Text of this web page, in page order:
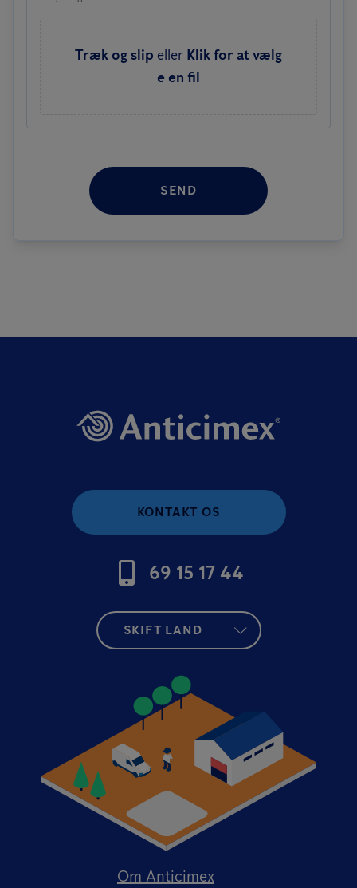
Træk og slip eller Klik for at vælg
e en fil
SEND
KONTAKT OS
69 15 17 44
SKIFT LAND
Om Anticimex